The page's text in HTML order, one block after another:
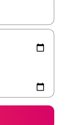
explore-os